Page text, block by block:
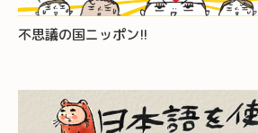
不思議の国ニッポン!!